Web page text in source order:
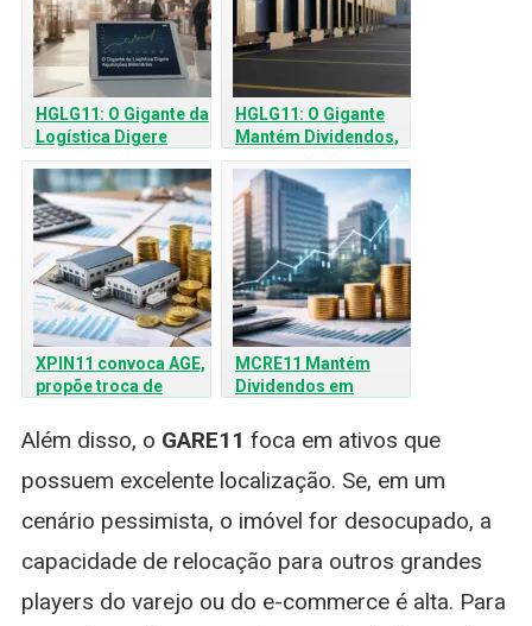
HGLG11: O Gigante da
Logística Digere
Aquisições Bilionárias
HGLG11: O Gigante
Mantém Dividendos,
mas Liga Alerta de
Vacância
XPIN11 convoca AGE,
propõe troca de
Ativos e Liquidação
MCRE11 Mantém
Dividendos em
Ganhos com Venda de
Ativos
Além disso, o GARE11 foca em ativos que
possuem excelente localização. Se, em um
cenário pessimista, o imóvel for desocupado, a
capacidade de relocação para outros grandes
players do varejo ou do e-commerce é alta. Para